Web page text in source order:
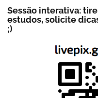
Sessão interativa:
estudos, solicite
;)